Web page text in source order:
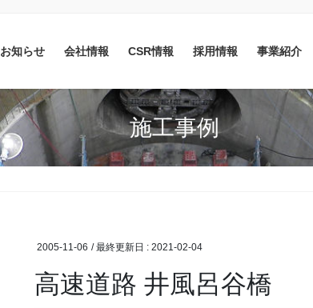
お知らせ 会社情報 CSR情報 採用情報 事業紹介
施工事例
2005-11-06 / 最終更新日 : 2021-02-04
高速道路 井風呂谷橋